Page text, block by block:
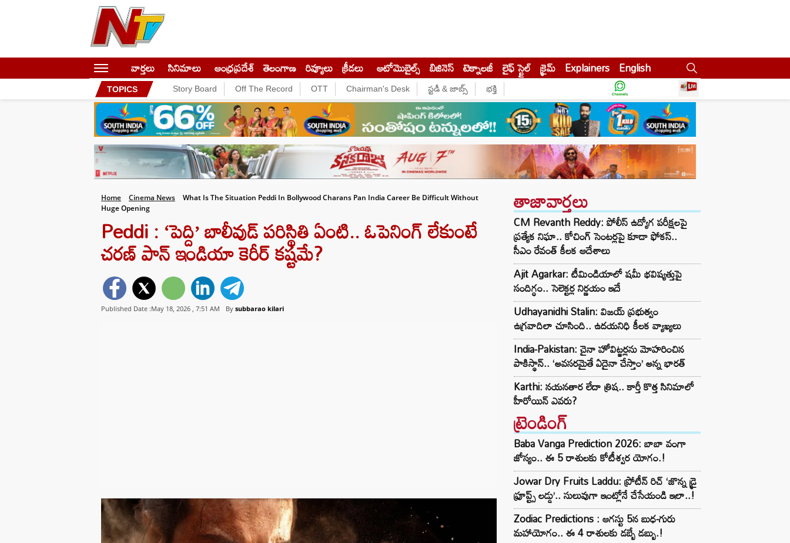
వార్తలు సినిమాలు ఆంధ్రప్రదేశ్ తెలంగాణ రివ్యూలు క్రీడలు ఆటోమొబైల్స్ బిజినెస్‌ టెక్నాలజీ లైఫ్ స్టైల్ క్రైమ్ Explainers English
TOPICS Story Board Off The Record OTT Chairman's Desk స్టడీ & జాబ్స్ భక్తి
Home Cinema News
What Is The Situation Peddi In Bollywood Charans Pan India Career Be Difficult Without
Huge Opening
Peddi : ‘పెద్ది’ బాలీవుడ్ పరిస్థితి ఏంటి.. ఓపెనింగ్ లేకుంటే
చరణ్ పాన్ ఇండియా కెరీర్ కష్టమే?
Published Date :May 18, 2026 , 7:51 AM By subbarao kilari
తాజావార్తలు
CM Revanth Reddy: పోలీస్ ఉద్యోగ పరీక్షలపై
ప్రత్యేక నిఘా.. కోచింగ్ సెంటర్లపై కూడా ఫోకస్..
సీఎం రేవంత్ కీలక ఆదేశాలు
Ajit Agarkar: టీమిండియాలో షమీ భవిష్యత్తుపై
సందిగ్ధం.. సెలెక్టర్ల నిర్ణయం ఇదే
Udhayanidhi Stalin: విజయ్ ప్రభుత్వం
ఉగ్రవాదిలా చూసింది.. ఉదయనిధి కీలక వ్యాఖ్యలు
India-Pakistan: చైనా హోవిట్జర్లను మోహరించిన
పాకిస్థాన్.. ‘అవసరమైతే ఏదైనా చేస్తాం’ అన్న భారత్
Karthi: నయనతార లేదా త్రిష.. కార్తీ కొత్త సినిమాలో
హీరోయిన్ ఎవరు?
ట్రెండింగ్‌
Baba Vanga Prediction 2026: బాబా వంగా
జోస్యం.. ఈ 5 రాశులకు కోటీశ్వర యోగం.!
Jowar Dry Fruits Laddu: ప్రోటీన్ రిచ్ ‘జొన్న డ్రై
ఫ్రూప్ట్స్ లడ్డు’.. సులువుగా ఇంట్లోనే చేసేయండి ఇలా..!
Zodiac Predictions : ఆగస్టు 5న బుధ-గురు
మహాయోగం.. ఈ 4 రాశులకు డబ్బే డబ్బు.!